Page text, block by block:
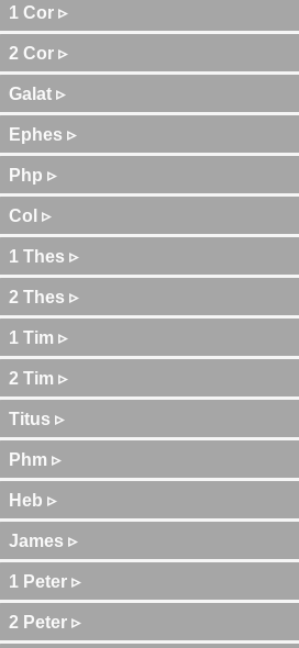
1 Cor ▹
2 Cor ▹
Galat ▹
Ephes ▹
Php ▹
Col ▹
1 Thes ▹
2 Thes ▹
1 Tim ▹
2 Tim ▹
Titus ▹
Phm ▹
Heb ▹
James ▹
1 Peter ▹
2 Peter ▹